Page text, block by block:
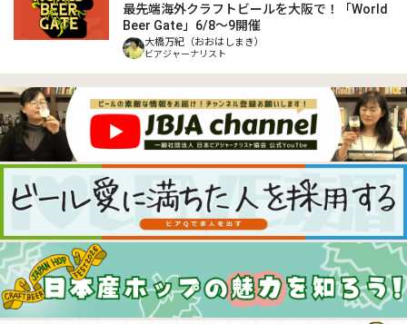
最先端海外クラフトビールを大阪で！「World
Beer Gate」6/8～9開催
大橋万紀（おおはしまき）
ビアジャーナリスト